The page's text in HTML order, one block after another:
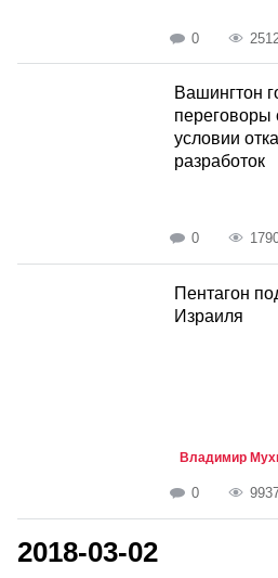
0
Вашингтон
переговоры
условии
разработок
0
Пентагон
Израиля
Владимир
0
2018-03-02